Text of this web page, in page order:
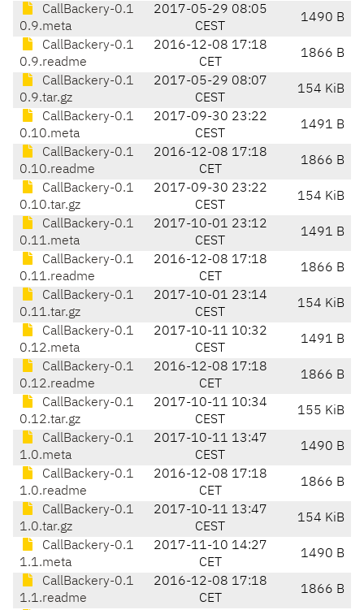
CallBackery-0.1
0.9.meta
2017-05-29 08:05
CEST
1490 B
CallBackery-0.1
0.9.readme
2016-12-08 17:18
CET
1866 B
CallBackery-0.1
0.9.tar.gz
2017-05-29 08:07
CEST
154 KiB
CallBackery-0.1
0.10.meta
2017-09-30 23:22
CEST
1491 B
CallBackery-0.1
0.10.readme
2016-12-08 17:18
CET
1866 B
CallBackery-0.1
0.10.tar.gz
2017-09-30 23:22
CEST
154 KiB
CallBackery-0.1
0.11.meta
2017-10-01 23:12
CEST
1491 B
CallBackery-0.1
0.11.readme
2016-12-08 17:18
CET
1866 B
CallBackery-0.1
0.11.tar.gz
2017-10-01 23:14
CEST
154 KiB
CallBackery-0.1
0.12.meta
2017-10-11 10:32
CEST
1491 B
CallBackery-0.1
0.12.readme
2016-12-08 17:18
CET
1866 B
CallBackery-0.1
0.12.tar.gz
2017-10-11 10:34
CEST
155 KiB
CallBackery-0.1
1.0.meta
2017-10-11 13:47
CEST
1490 B
CallBackery-0.1
1.0.readme
2016-12-08 17:18
CET
1866 B
CallBackery-0.1
1.0.tar.gz
2017-10-11 13:47
CEST
154 KiB
CallBackery-0.1
1.1.meta
2017-11-10 14:27
CET
1490 B
CallBackery-0.1
1.1.readme
2016-12-08 17:18
CET
1866 B